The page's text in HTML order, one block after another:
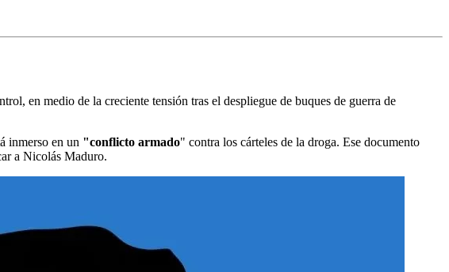
en medio de la creciente tensión tras el despliegue de buques de guerra de
inmerso en un "conflicto armado" contra los cárteles de la droga. Ese documento
a Nicolás Maduro.